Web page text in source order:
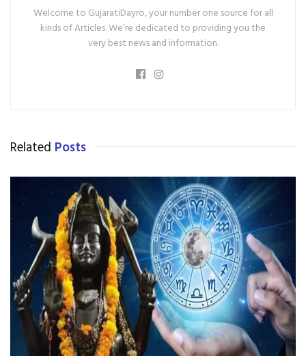
Welcome to GujaratiDayro, your number one source for all
kinds of Articles. We’re dedicated to providing you the
very best news and information.
Related Posts